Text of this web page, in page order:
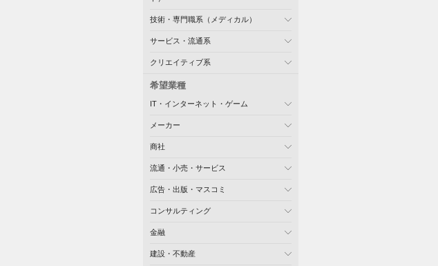
技術・専門職系（メディカル）
サービス・流通系
クリエイティブ系
希望業種
IT・インターネット・ゲーム
メーカー
商社
流通・小売・サービス
広告・出版・マスコミ
コンサルティング
金融
建設・不動産